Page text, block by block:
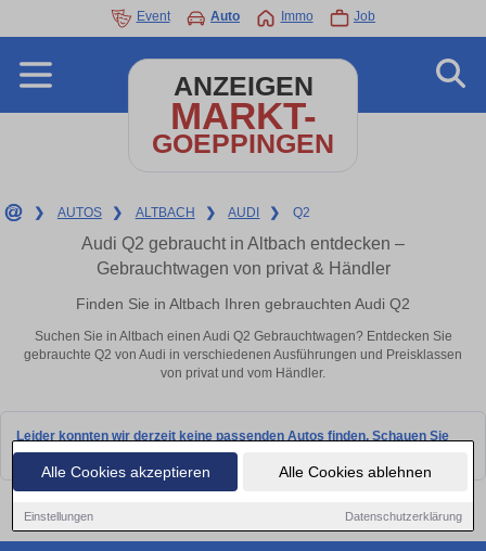
Alle Cookies akzeptieren Alle Cookies ablehnen
Einstellungen Datenschutzerklärung
Event Auto Immo Job
ANZEIGEN
MARKT-
GOEPPINGEN
❯ AUTOS ❯ ALTBACH ❯ AUDI ❯ Q2
Audi Q2 gebraucht in Altbach entdecken –
Gebrauchtwagen von privat & Händler
Finden Sie in Altbach Ihren gebrauchten Audi Q2
Suchen Sie in Altbach einen Audi Q2 Gebrauchtwagen? Entdecken Sie
gebrauchte Q2 von Audi in verschiedenen Ausführungen und Preisklassen
von privat und vom Händler.
Leider konnten wir derzeit keine passenden Autos finden. Schauen Sie
bald wieder vorbei!